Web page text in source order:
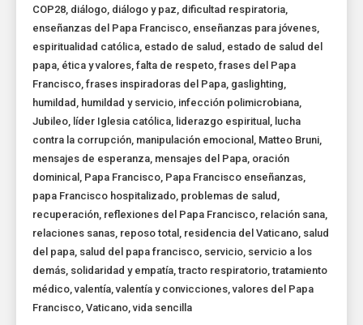
COP28, diálogo, diálogo y paz, dificultad respiratoria,
enseñanzas del Papa Francisco, enseñanzas para jóvenes,
espiritualidad católica, estado de salud , estado de salud del
papa, ética y valores,falta de respeto,frases del Papa
Francisco,frases inspiradoras del Papa, gaslighting,
humildad , humildad y servicio, infección polimicrobiana,
Jubileo, líder Iglesia católica, liderazgo espiritual , lucha
contra la corrupción, manipulación emocional , Matteo Bruni,
mensajes de esperanza, mensajes del Papa, oración
dominical , Papa Francisco, Papa Francisco enseñanzas,
papa Francisco hospitalizado, problemas de salud ,
recuperación, reflexiones del Papa Francisco, relación sana,
relaciones sanas, reposo total , residencia del Vaticano, salud
del papa, salud del papa francisco, servicio, servicio a los
demás, solidaridad y empatía,tracto respiratorio,tratamiento
médico,valentía,valentía y convicciones,valores del Papa
Francisco,Vaticano,vida sencilla